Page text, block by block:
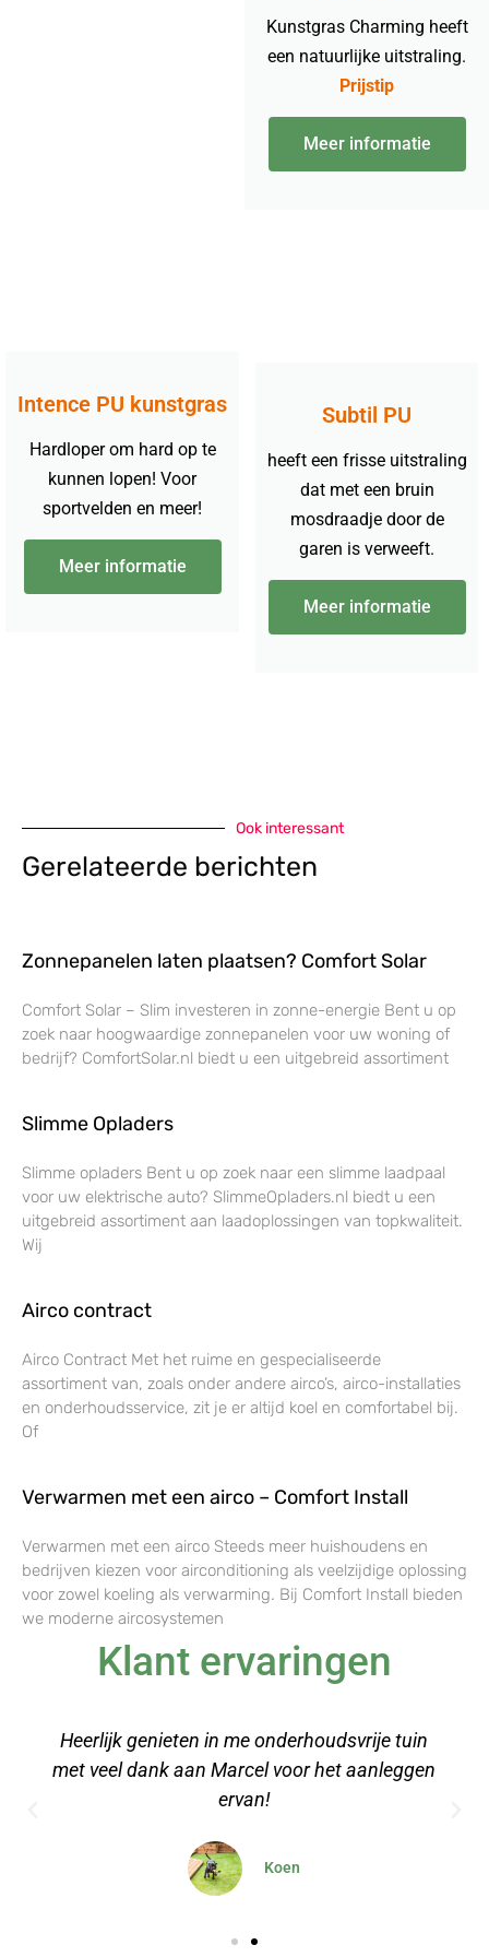
Kunstgras Charming heeft
een natuurlijke uitstraling.
Prijstip
Meer informatie
Intence PU kunstgras
Hardloper om hard op te
kunnen lopen! Voor
sportvelden en meer!
Meer informatie
Subtil PU
heeft een frisse uitstraling
dat met een bruin
mosdraadje door de
garen is verweeft.
Meer informatie
Ook interessant
Gerelateerde berichten
Zonnepanelen laten plaatsen? Comfort Solar
Comfort Solar – Slim investeren in zonne-energie Bent u op
zoek naar hoogwaardige zonnepanelen voor uw woning of
bedrijf? ComfortSolar.nl biedt u een uitgebreid assortiment
Slimme Opladers
Slimme opladers Bent u op zoek naar een slimme laadpaal
voor uw elektrische auto? SlimmeOpladers.nl biedt u een
uitgebreid assortiment aan laadoplossingen van topkwaliteit.
Wij
Airco contract
Airco Contract Met het ruime en gespecialiseerde
assortiment van, zoals onder andere airco’s, airco-installaties
en onderhoudsservice, zit je er altijd koel en comfortabel bij.
Of
Verwarmen met een airco – Comfort Install
Verwarmen met een airco Steeds meer huishoudens en
bedrijven kiezen voor airconditioning als veelzijdige oplossing
voor zowel koeling als verwarming. Bij Comfort Install bieden
we moderne aircosystemen
Klant ervaringen
Een stuk kunstgras besteld voor onze
relaxruimte op kantoor, erg makkelijk aan te
leggen met de video's
Dominique